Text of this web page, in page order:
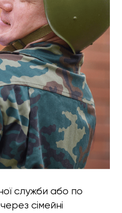
служби або по
сімейні